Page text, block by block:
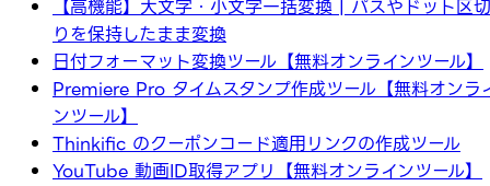
【高機能】大文字・小文字一括変換 | パスやドット区切
りを保持したまま変換
日付フォーマット変換ツール【無料オンラインツール】
Premiere Pro タイムスタンプ作成ツール【無料オンラ
ンツール】
Thinkific のクーポンコード適用リンクの作成ツール
YouTube 動画ID取得アプリ【無料オンラインツール】